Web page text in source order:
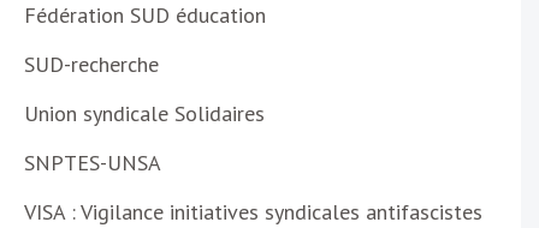
Fédération SUD éducation
SUD-recherche
Union syndicale Solidaires
SNPTES-UNSA
VISA : Vigilance initiatives syndicales antifascistes